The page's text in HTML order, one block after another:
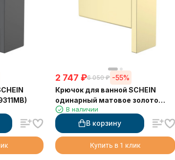
2 747 ₽6 050 ₽ -55%
Крючок для ванной SCHEIN
одинарный матовое золото
(9311BG)
В наличии
В корзину
Купить в 1 клик